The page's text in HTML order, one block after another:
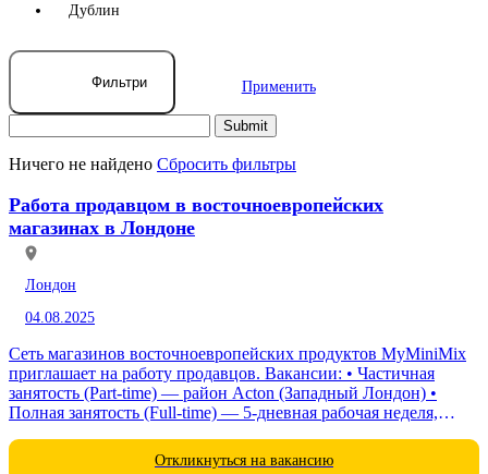
Дублин
Фильтри Применить
Ничего не найдено Сбросить фильтры
Работа продавцом в восточноевропейских
магазинах в Лондоне
Лондон
04.08.2025
Сеть магазинов восточноевропейских продуктов MyMiniMix
приглашает на работу продавцов. Вакансии: • Частичная
занятость (Part-time) — район Acton (Западный Лондон) •
Полная занятость (Full-time) — 5-дневная рабочая неделя,
Откликнуться на вакансию